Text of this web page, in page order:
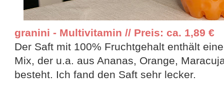
granini - Multivitamin // Preis: ca. 1,89 €
Der Saft mit 100% Fruchtgehalt enthält
Mix, der u.a. aus Ananas, Orange,
besteht. Ich fand den Saft sehr lecker.